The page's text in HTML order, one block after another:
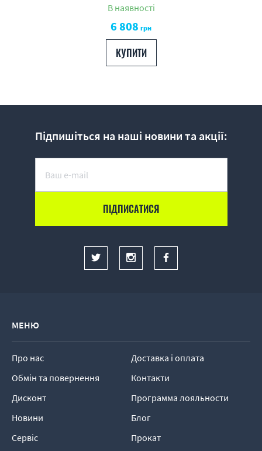
В наявності
6 808 грн
КУПИТИ
Підпишіться на наші новини та акції:
МЕНЮ
Про нас
Доставка і оплата
Обмін та повернення
Контакти
Дисконт
Программа лояльности
Новини
Блог
Сервіс
Прокат